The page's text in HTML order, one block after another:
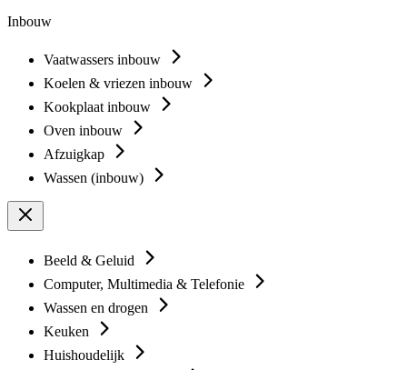
Inbouw
Vaatwassers inbouw
Koelen & vriezen inbouw
Kookplaat inbouw
Oven inbouw
Afzuigkap
Wassen (inbouw)
Beeld & Geluid
Computer, Multimedia & Telefonie
Wassen en drogen
Keuken
Huishoudelijk